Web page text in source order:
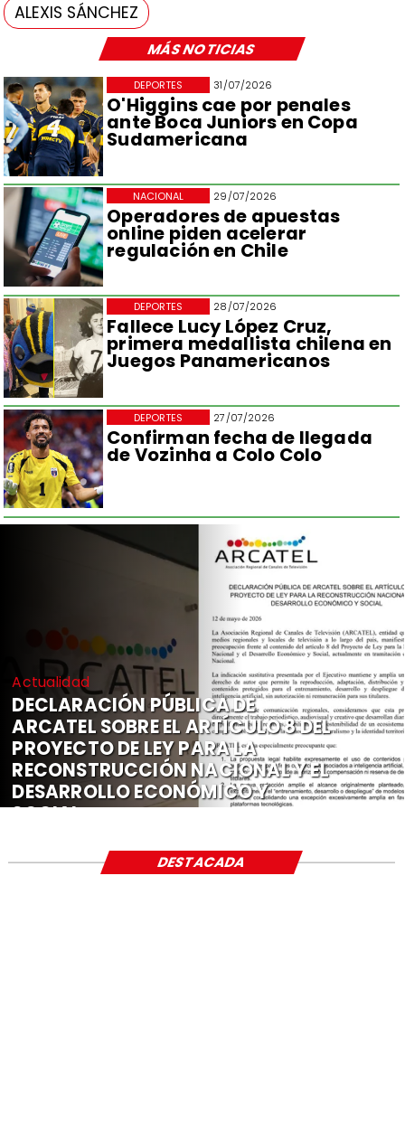
MÁS NOTICIAS
31/07/2026
O'Higgins cae por penales
ante Boca Juniors en Copa
Sudamericana
DEPORTES
29/07/2026
Operadores de apuestas
online piden acelerar
regulación en Chile
NACIONAL
28/07/2026
Fallece Lucy López Cruz,
primera medallista chilena en
Juegos Panamericanos
DEPORTES
27/07/2026
Confirman fecha de llegada
de Vozinha a Colo Colo
DEPORTES
ALEXIS SÁNCHEZ
Actualidad
DECLARACIÓN PÚBLICA DE
ARCATEL SOBRE EL ARTÍCULO 8 DEL
PROYECTO DE LEY PARA LA
RECONSTRUCCIÓN NACIONAL Y EL
DESARROLLO ECONÓMICO Y
SOCIAL
DESTACADA